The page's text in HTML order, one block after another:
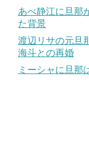
あべ静江に旦那
た背景
渡辺リサの元旦
海斗との再婚
ミーシャに旦那